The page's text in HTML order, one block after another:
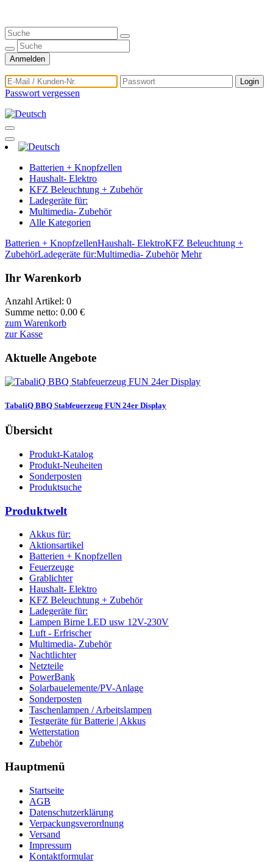
Anmelden
Login
Passwort vergessen
Batterien + Knopfzellen
Haushalt- Elektro
KFZ Beleuchtung + Zubehör
Ladegeräte für:
Multimedia- Zubehör
Alle Kategorien
Batterien + KnopfzellenHaushalt- ElektroKFZ Beleuchtung +
ZubehörLadegeräte für:Multimedia- Zubehör Mehr
Ihr Warenkorb
Anzahl Artikel: 0
Summe netto: 0.00 €
zum Warenkorb
zur Kasse
Aktuelle Angebote
TabaliQ BBQ Stabfeuerzeug FUN 24er Display
Übersicht
Produkt-Katalog
Produkt-Neuheiten
Sonderposten
Produktsuche
Produktwelt
Akkus für:
Aktionsartikel
Batterien + Knopfzellen
Feuerzeuge
Grablichter
Haushalt- Elektro
KFZ Beleuchtung + Zubehör
Ladegeräte für:
Lampen Birne LED usw 12V-230V
Luft - Erfrischer
Multimedia- Zubehör
Nachtlichter
Netzteile
PowerBank
Solarbauelemente/PV-Anlage
Sonderposten
Taschenlampen / Arbeitslampen
Testgeräte für Batterie | Akkus
Wetterstation
Zubehör
Hauptmenü
Startseite
AGB
Datenschutzerklärung
Verpackungsverordnung
Versand
Impressum
Kontaktformular